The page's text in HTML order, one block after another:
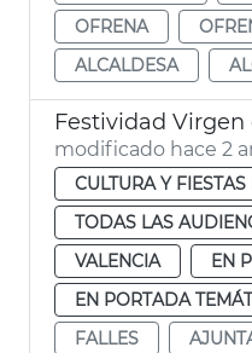
OFRENA
ALCALDESA
Festividad
modificado hace 2
CULTURA Y
TODAS LAS
VALENCIA
EN
EN PORTADA
FALLES